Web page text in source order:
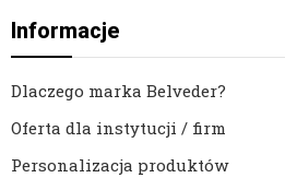
Informacje
Dlaczego marka Belveder?
Oferta dla instytucji / firm
Personalizacja produktów